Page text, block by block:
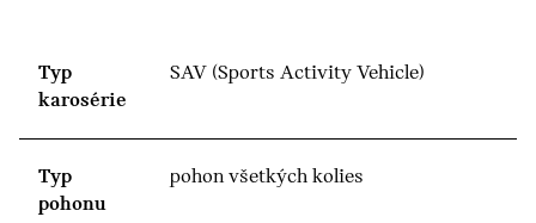
Typ
karosérie
SAV (Sports Activity Vehicle)
Typ
pohonu
pohon všetkých kolies